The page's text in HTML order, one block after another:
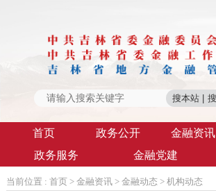
首页 政务公开 金融资讯
政务服务
金融党建
当前位置 : 首页 > 金融资讯> 金融动态 > 机构动态